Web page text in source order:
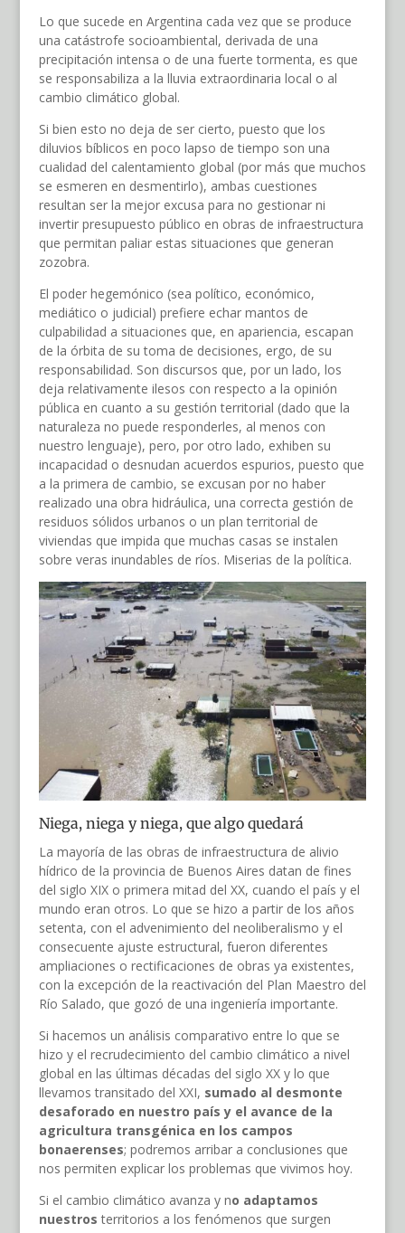
Lo que sucede en Argentina cada vez que se produce
una catástrofe socioambiental, derivada de una
precipitación intensa o de una fuerte tormenta, es que
se responsabiliza a la lluvia extraordinaria local o al
cambio climático global.
Si bien esto no deja de ser cierto, puesto que los
diluvios bíblicos en poco lapso de tiempo son una
cualidad del calentamiento global (por más que muchos
se esmeren en desmentirlo), ambas cuestiones
resultan ser la mejor excusa para no gestionar ni
invertir presupuesto público en obras de infraestructura
que permitan paliar estas situaciones que generan
zozobra.
El poder hegemónico (sea político, económico,
mediático o judicial) prefiere echar mantos de
culpabilidad a situaciones que, en apariencia, escapan
de la órbita de su toma de decisiones, ergo, de su
responsabilidad. Son discursos que, por un lado, los
deja relativamente ilesos con respecto a la opinión
pública en cuanto a su gestión territorial (dado que la
naturaleza no puede responderles, al menos con
nuestro lenguaje), pero, por otro lado, exhiben su
incapacidad o desnudan acuerdos espurios, puesto que
a la primera de cambio, se excusan por no haber
realizado una obra hidráulica, una correcta gestión de
residuos sólidos urbanos o un plan territorial de
viviendas que impida que muchas casas se instalen
sobre veras inundables de ríos. Miserias de la política.
Niega, niega y niega, que algo quedará
La mayoría de las obras de infraestructura de alivio
hídrico de la provincia de Buenos Aires datan de fines
del siglo XIX o primera mitad del XX, cuando el país y el
mundo eran otros. Lo que se hizo a partir de los años
setenta, con el advenimiento del neoliberalismo y el
consecuente ajuste estructural, fueron diferentes
ampliaciones o rectificaciones de obras ya existentes,
con la excepción de la reactivación del Plan Maestro del
Río Salado, que gozó de una ingeniería importante.
Si hacemos un análisis comparativo entre lo que se
hizo y el recrudecimiento del cambio climático a nivel
global en las últimas décadas del siglo XX y lo que
llevamos transitado del XXI, sumado al desmonte
desaforado en nuestro país y el avance de la
agricultura transgénica en los campos
bonaerenses; podremos arribar a conclusiones que
nos permiten explicar los problemas que vivimos hoy.
Si el cambio climático avanza y no adaptamos
nuestros territorios a los fenómenos que surgen